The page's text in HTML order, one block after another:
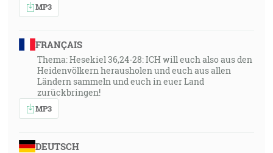
MP3
FRANÇAIS
Thema: Hesekiel 36,24-28: ICH will euch also aus den
Heidenvölkern herausholen und euch aus allen
Ländern sammeln und euch in euer Land
zurückbringen!
MP3
DEUTSCH